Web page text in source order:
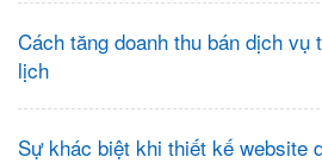
Cách tăng doanh thu bán dịch vụ
lịch
Sự khác biệt khi thiết kế website